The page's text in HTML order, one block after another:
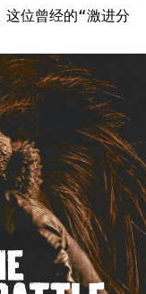
这位曾经的“激进分